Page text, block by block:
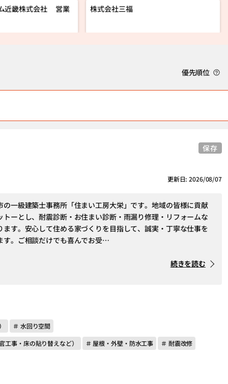
近畿株式会社 営業 株式会社三福
優先順位
更新日: 2026/08/07
の一級建築士事務所「住まい工房大栄」です。地域の皆様に貢献
トーとし、耐震診断・お住まい診断・雨漏り修理・リフォームな
ます。安心して住める家づくりを目指して、誠実・丁寧な仕事を
す。ご相談だけでも喜んでお受…
続きを読む
＃ 水回り空間
工事・床の貼り替えなど）
＃ 屋根・外壁・防水工事 ＃ 耐震改修
保存